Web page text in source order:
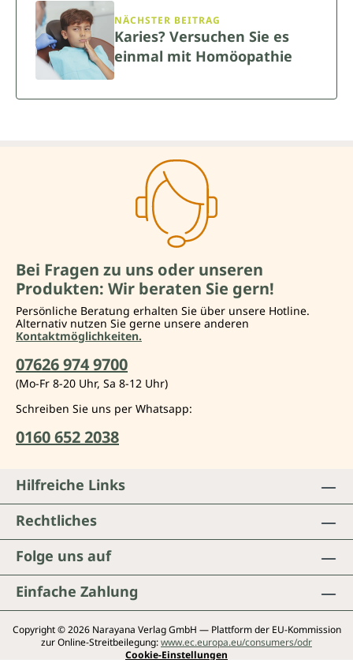
NÄCHSTER BEITRAG
Karies? Versuchen Sie es
einmal mit Homöopathie
Bei Fragen zu uns oder unseren
Produkten: Wir beraten Sie gern!
Persönliche Beratung erhalten Sie über unsere Hotline.
Alternativ nutzen Sie gerne unsere anderen
Kontaktmöglichkeiten.
07626 974 9700
(Mo-Fr 8-20 Uhr, Sa 8-12 Uhr)
Schreiben Sie uns per Whatsapp:
0160 652 2038
Folge uns auf
Einfache Zahlung
Hilfreiche Links
Rechtliches
Copyright © 2026 Narayana Verlag GmbH — Plattform der EU-Kommission
zur Online-Streitbeilegung:www.ec.europa.eu/consumers/odr
Cookie-Einstellungen